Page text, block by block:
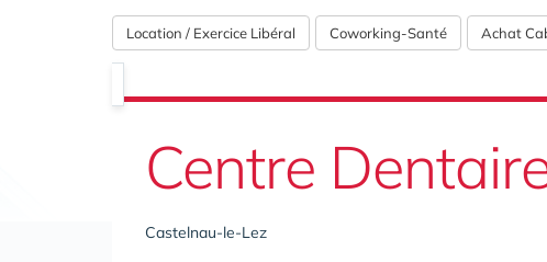
Location / Exercice Libéral Coworking-Santé Achat
Centre
Castelnau-le-Lez